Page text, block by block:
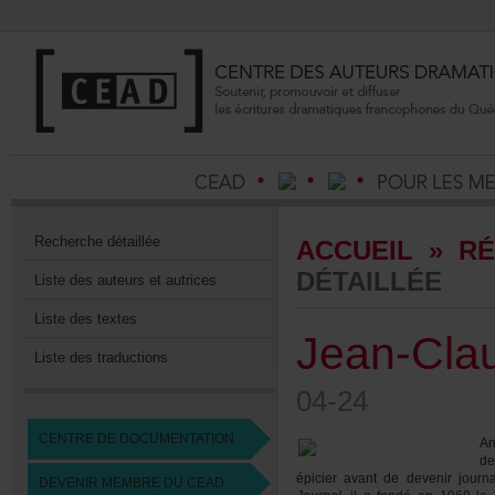
Recherchedétaillée
Listedesauteursetautrices
Listedestextes
Listedestraductions
CENTREDEDOCUMENTATION
DEVENIRMEMBREDUCEAD
ACCUEIL »
DÉTAILLÉE
Jean-
04-24